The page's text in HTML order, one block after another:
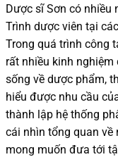
Dược sĩSơn có nhiều
Trình dược viên tại
Trong quá trình công
rất nhiều kinh nghiệm
sống về dược phẩm,
hiểu được nhu cầu
thành lập hệ thống
cái nhìn tổng quan
mong muốn đưa tới